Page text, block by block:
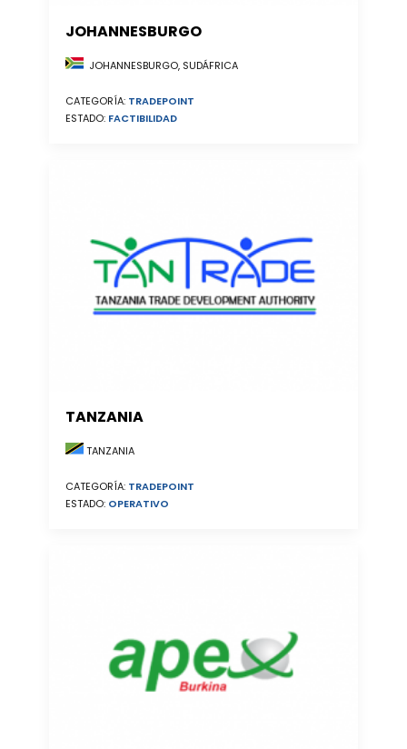
JOHANNESBURGO
JOHANNESBURGO, SUDÁFRICA
CATEGORÍA: TRADEPOINT
ESTADO: FACTIBILIDAD
TANZANIA
TANZANIA
CATEGORÍA: TRADEPOINT
ESTADO: OPERATIVO